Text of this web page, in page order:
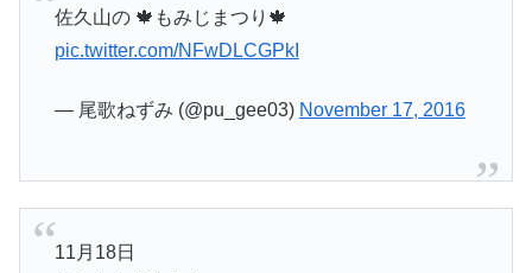
佐久山の 🍁もみじまつり🍁
pic.twitter.com/NFwDLCGPkI
— 尾歌ねずみ (@pu_gee03) November 17, 2016
11月18日